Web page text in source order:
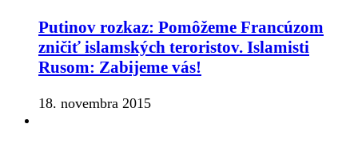
Putinov rozkaz: Pomôžeme Francúzom
zničiť islamských teroristov. Islamisti
Rusom: Zabijeme vás!
18. novembra 2015